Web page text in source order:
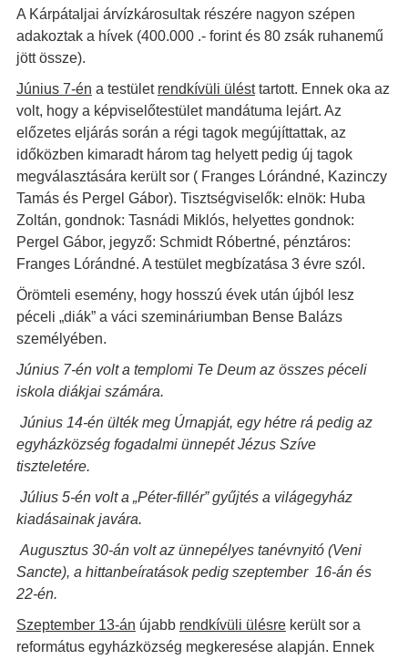
A Kárpátaljai árvízkárosultak részére nagyon szépen
adakoztak a hívek (400.000 .- forint és 80 zsák ruhanemű
jött össze).
Június 7-én a testület rendkívüli ülésttartott. Ennek oka az
volt, hogy a képviselőtestület mandátuma lejárt. Az
előzetes eljárás során a régi tagok megújíttattak, az
időközben kimaradt három tag helyett pedig új tagok
megválasztására került sor ( Franges Lórándné, Kazinczy
Tamás és Pergel Gábor). Tisztségviselők: elnök: Huba
Zoltán, gondnok: Tasnádi Miklós, helyettes gondnok:
Pergel Gábor, jegyző: Schmidt Róbertné, pénztáros:
Franges Lórándné. A testület megbízatása 3 évre szól.
Örömteli esemény, hogy hosszú évek után újból lesz
péceli „diák” a váci szemináriumban Bense Balázs
személyében.
Június 7-én volt a templomi Te Deum az összes péceli
iskola diákjai számára.
Június 14-én ülték meg Úrnapját, egy hétre rá pedig az
egyházközség fogadalmi ünnepét Jézus Szíve
tiszteletére.
Július 5-én volt a „Péter-fillér” gyűjtés a világegyház
kiadásainak javára.
Augusztus 30-án volt az ünnepélyes tanévnyitó (Veni
Sancte), a hittanbeíratások pedig szeptember 16-án és
22-én.
Szeptember 13-án újabb rendkívüli ülésrekerült sor a
református egyházközség megkeresése alapján. Ennek